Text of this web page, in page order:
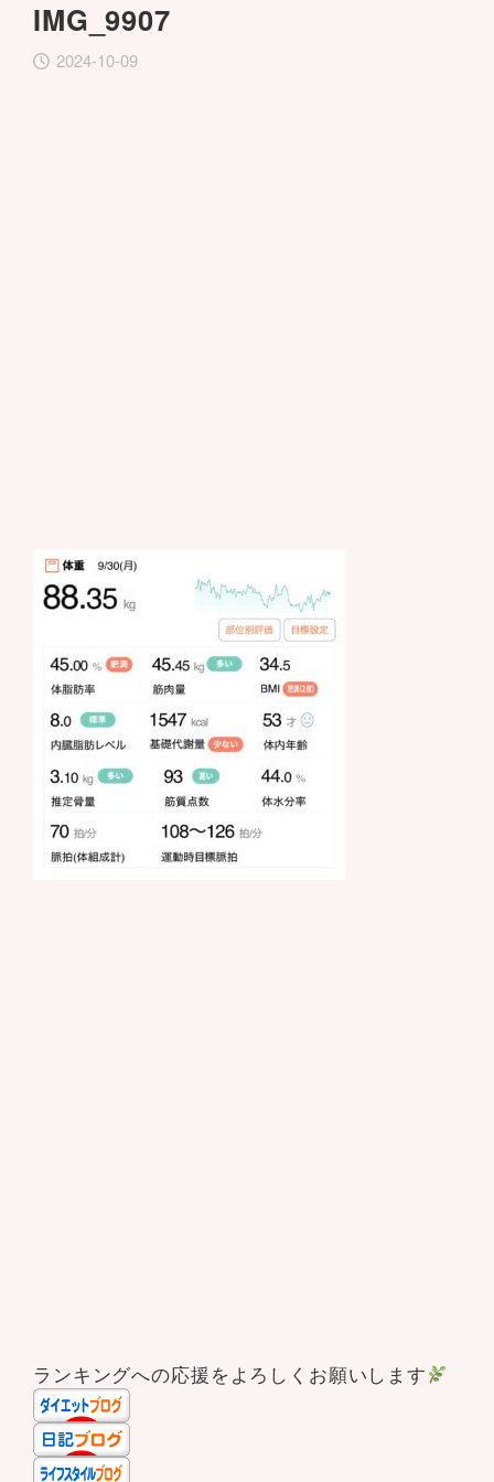
IMG_9907
2024-10-09
ランキングへの応援をよろしくお願いします